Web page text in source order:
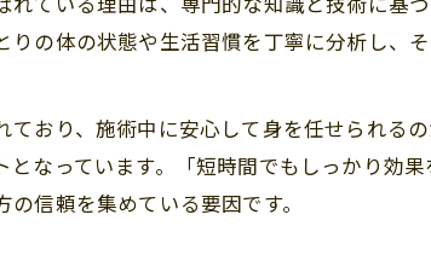
な肩こり対策はサロン選びが鍵
こり改善サロンを選ぶ際のチェックポイント
こり対策で重視したいサロンの通いやすさ
こりケアのためのサロン予約前のポイント
こり女性が安心できるサロン選びの秘訣
の体の状態や生活習慣を丁寧に分析し、
おり、施術中に安心して身を任せられる
なっています。「短時間でもしっかり効
信頼を集めている要因です。